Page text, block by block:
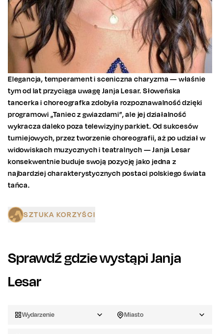
Elegancja, temperament i sceniczna charyzma — właśnie
tym od lat przyciąga uwagę Janja Lesar. Słoweńska
tancerka i choreografka zdobyła rozpoznawalność dzięki
programowi „Taniec z gwiazdami”, ale jej działalność
wykracza daleko poza telewizyjny parkiet. Od sukcesów
turniejowych, przez tworzenie choreografii, aż po udział w
widowiskach muzycznych i teatralnych — Janja Lesar
konsekwentnie buduje swoją pozycję jako jedna z
najbardziej charakterystycznych postaci polskiego świata
tańca.
SZTUKA KORZYŚCI
Sprawdź gdzie wystąpiJanja
Lesar
Wydarzenie Miasto